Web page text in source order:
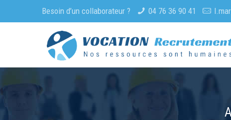
Besoin d’un collaborateur ? 04 76 36 90 41